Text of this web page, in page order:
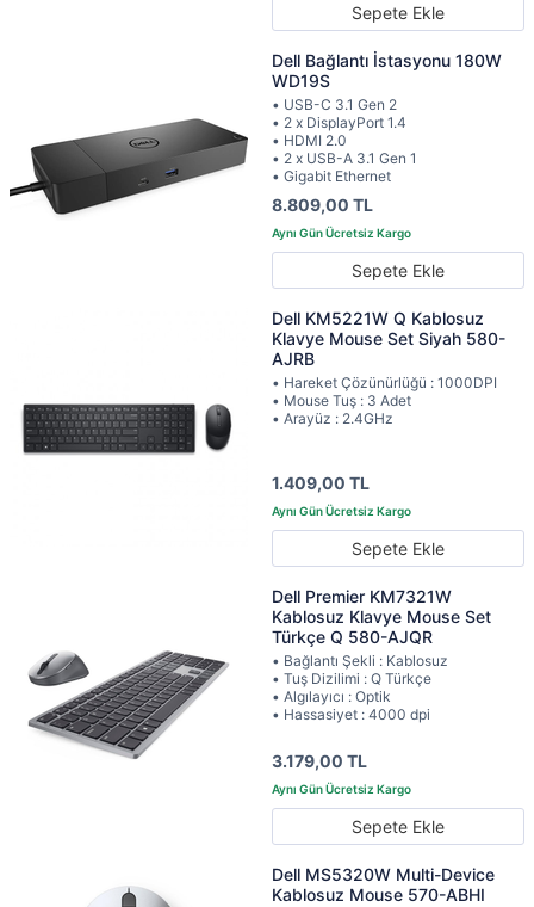
Sepete Ekle
Dell Bağlantı İstasyonu 180W
WD19S
• USB-C 3.1 Gen 2
• 2 x DisplayPort 1.4
• HDMI 2.0
• 2 x USB-A 3.1 Gen 1
• Gigabit Ethernet
8.809,00 TL
Sepete Ekle
Dell KM5221W Q Kablosuz
Klavye Mouse Set Siyah 580-
AJRB
• Hareket Çözünürlüğü : 1000DPI
• Mouse Tuş : 3 Adet
• Arayüz : 2.4GHz
1.409,00 TL
Sepete Ekle
Dell Premier KM7321W
Kablosuz Klavye Mouse Set
Türkçe Q 580-AJQR
• Bağlantı Şekli : Kablosuz
• Tuş Dizilimi : Q Türkçe
• Algılayıcı : Optik
• Hassasiyet : 4000 dpi
3.179,00 TL
Sepete Ekle
Dell MS5320W Multi-Device
Kablosuz Mouse 570-ABHI